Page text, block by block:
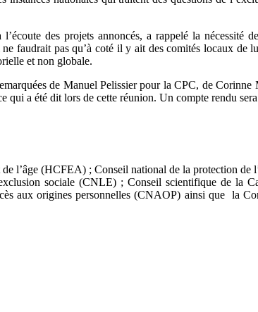
l’écoute des projets annoncés, a rappelé la nécessité
faudrait pas qu’à coté il y ait des comités locaux de
et non globale.
de Manuel Pelissier pour la CPC, de
qui a été dit lors de cette réunion. Un compte rendu
l’âge (HCFEA) ; Conseil national de la protection
sociale (CNLE) ; Conseil scientifique de la
aux origines personnelles (CNAOP) ainsi que la